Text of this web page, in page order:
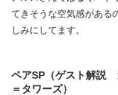
てきそうな空気感がある
しみにしてます。
ペアSP （ゲスト解説
＝タワーズ）